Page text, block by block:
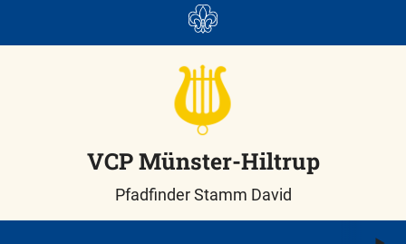
VCP Münster-Hiltrup
Pfadfinder Stamm David